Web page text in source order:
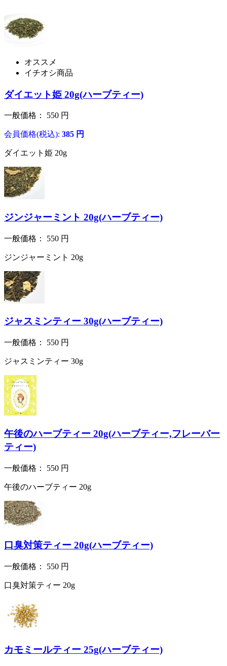
オススメ
イチオシ商品
ダイエット姫 20g(ハーブティー)
一般価格： 550 円
会員価格(税込): 385 円
ダイエット姫 20g
ジンジャーミント 20g(ハーブティー)
一般価格： 550 円
ジンジャーミント 20g
ジャスミンティー 30g(ハーブティー)
一般価格： 550 円
ジャスミンティー 30g
午後のハーブティー 20g(ハーブティー,フレーバー
ティー)
一般価格： 550 円
午後のハーブティー 20g
口臭対策ティー 20g(ハーブティー)
一般価格： 550 円
口臭対策ティー 20g
カモミールティー 25g(ハーブティー)